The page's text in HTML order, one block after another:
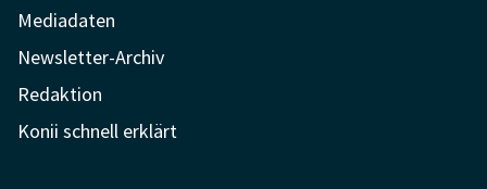
Mediadaten
Newsletter-Archiv
Redaktion
Konii schnell erklärt